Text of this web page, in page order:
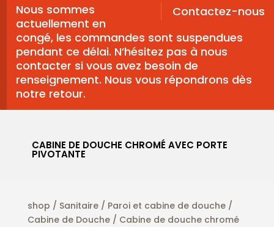
Contactez-nous
Nous sommes
actuellement en
congé, les commandes sont suspendues
pendant ce délai. N’hésitez pas à nous
contacter si vous avez besoin de
renseignement. Nous vous répondrons dès
notre retour.
CABINE DE DOUCHE CHROMÉ AVEC PORTE
PIVOTANTE
shop / Sanitaire/ Paroi et cabine de douche/
Cabine de Douche/ Cabine de douche chromé